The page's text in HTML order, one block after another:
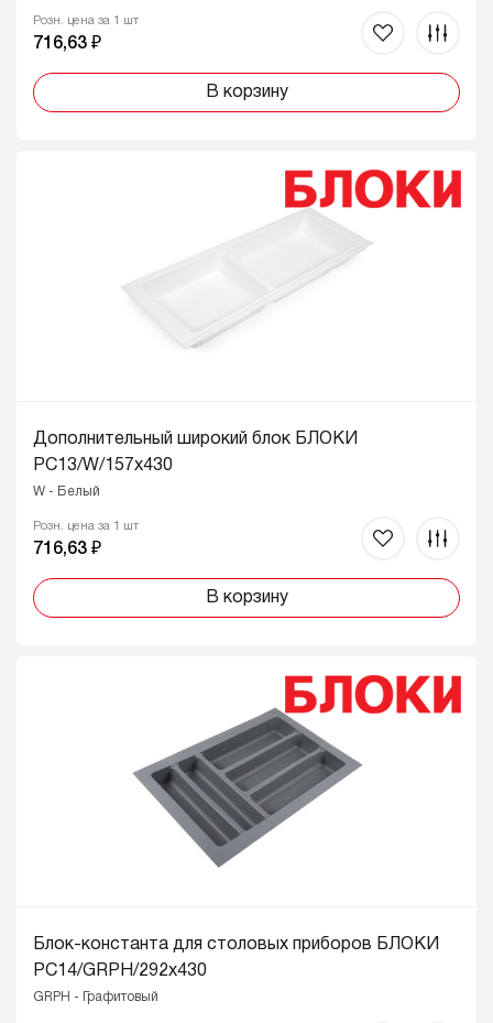
Розн. цена за 1 шт
716,63 ₽
В корзину
Дополнительный широкий блок БЛОКИ
PC13/W/157x430
W - Белый
Розн. цена за 1 шт
716,63 ₽
В корзину
Блок-константа для столовых приборов БЛОКИ
PC14/GRPH/292x430
GRPH - Графитовый